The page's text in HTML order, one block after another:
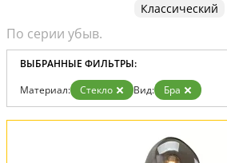
Классический
ВЫБРАННЫЕ ФИЛЬТРЫ:
Материал: Стекло Вид: Бра